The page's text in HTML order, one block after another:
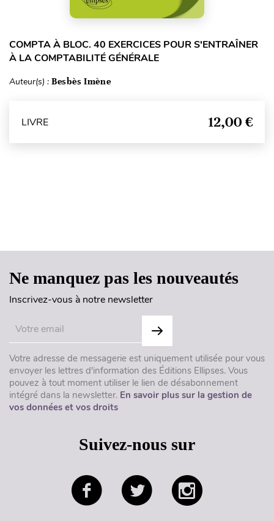
COMPTA À BLOC. 40 EXERCICES POUR S'ENTRAÎNER
À LA COMPTABILITÉ GÉNÉRALE
Auteur(s) : Besbès Imène
LIVRE 12,00 €
Ne manquez pas les nouveautés
Inscrivez-vous à notre newsletter
Votre adresse de messagerie est uniquement utilisée pour vous
envoyer les lettres d'information des Éditions Ellipses. Vous
pouvez à tout moment utiliser le lien de désabonnement
intégré dans la newsletter. En savoir plus sur la gestion de
vos données et vos droits
Suivez-nous sur